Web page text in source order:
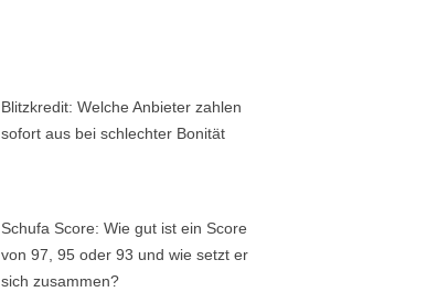
Blitzkredit: Welche Anbieter zahlen
sofort aus bei schlechter Bonität
Schufa Score: Wie gut ist ein Score
von 97, 95 oder 93 und wie setzt er
sich zusammen?